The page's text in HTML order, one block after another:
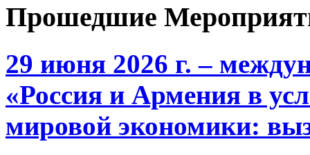
Прошедшие
29 июня 2026 г. –
«Россия и Армения в
мировой экономики: